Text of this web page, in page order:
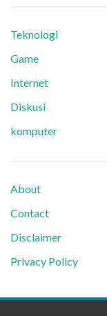
Teknologi
Game
Internet
Diskusi
komputer
About
Contact
Disclaimer
Privacy Policy